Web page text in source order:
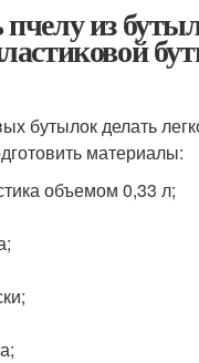
пчелу из
бутылок делать
материалы:
объемом 0,33 л;